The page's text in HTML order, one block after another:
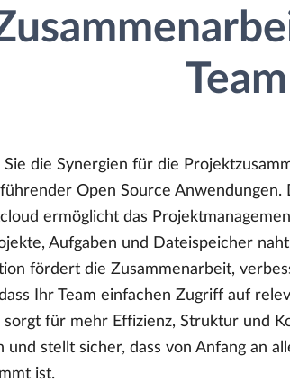
Team
Sie die Synergien für die
Open Source
ermöglicht das
Aufgaben und Dateispeicher
fördert die Zusammenarbeit,
Ihr Team einfachen Zugriff auf
sorgt für mehr Effizienz, Struktur und
und stellt sicher, dass von Anfang an
ist.